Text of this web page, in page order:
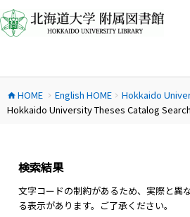
ン
テ
ス
キ
home HOME chevron_right English HOMEchevron_right Hokkaido
Hokkaido University Theses Catalog
検索結果
文字コードの制約があるため、実際と異
る表示があります。ご了承ください。